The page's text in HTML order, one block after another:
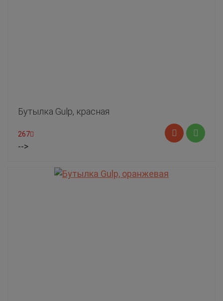
Бутылка Gulp, красная
267
-->